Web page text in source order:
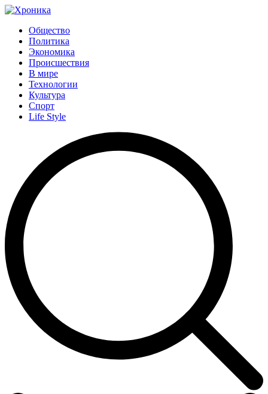
Общество
Политика
Экономика
Происшествия
В мире
Технологии
Культура
Спорт
Life Style